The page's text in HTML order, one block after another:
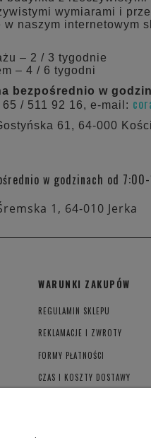
wymiarami i
naszym internetowym
– 2 / 3 tygodnie
– 4 / 6 tygodni
bezpośrednio w
/ 511 92 16, e-mail:
61, 64-000
w godzinach od
1, 64-010 Jerka
WARUNKI ZAKUPÓW
REGULAMIN SKLEPU
REKLAMACJE I ZWROTY
FORMY PŁATNOŚCI
CZAS I KOSZTY DOSTAWY